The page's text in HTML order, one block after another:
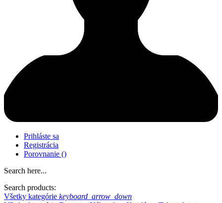
Prihláste sa
Registrácia
Porovnanie ()
Search here...
Search products:
Všetky kategórie keyboard_arrow_down